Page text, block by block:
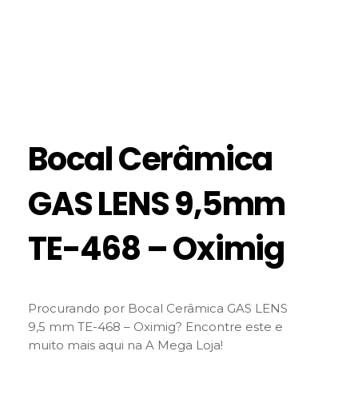
Bocal Cerâmica
GAS LENS 9,5mm
TE-468 – Oximig
Procurando por Bocal Cerâmica GAS LENS
9,5 mm TE-468 – Oximig? Encontre este e
muito mais aqui na A Mega Loja!